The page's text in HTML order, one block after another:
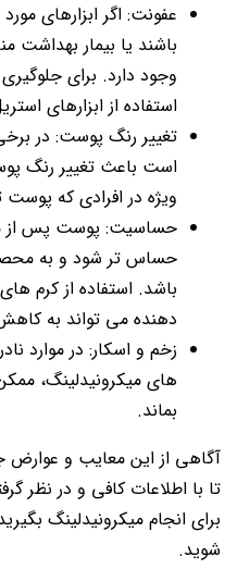
عفونت: اگر ابزارهای
باشند یا بیمار بهداشت
وجود دارد. برای
استفاده از ابزارهای
تغییر رنگ پوست: در
است باعث تغییر رنگ
ویژه در افرادی که پوست
حساسیت: پوست پس از
حساس تر شود و به
باشد. استفاده از کرم
دهنده می تواند به
زخم و اسکار: در موارد
های میکرونیدلینگ،
بماند.
آگاهی از این معایب و عوارض
تا با اطلاعات کافی و در نظر
برای انجام میکرونیدلینگ
شوید.